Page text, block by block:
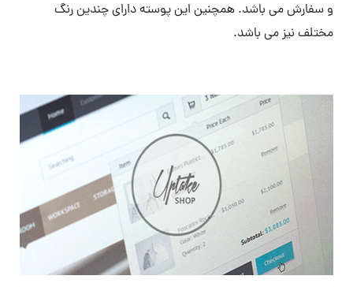
و سفارش می باشد. همچنین این پوسته دارای چندین رنگ
مختلف نیز می باشد.